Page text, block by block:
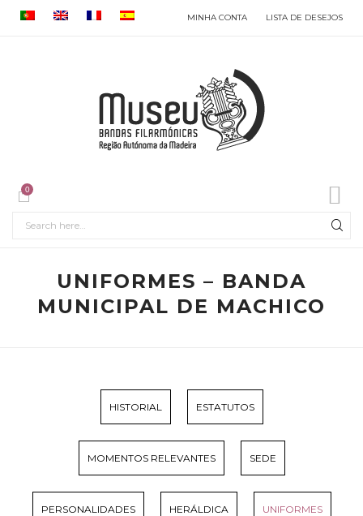
MINHA CONTA LISTA DE DESEJOS
0
UNIFORMES – BANDA
MUNICIPAL DE MACHICO
HISTORIAL ESTATUTOS
MOMENTOS RELEVANTES SEDE
PERSONALIDADES HERÁLDICA UNIFORMES